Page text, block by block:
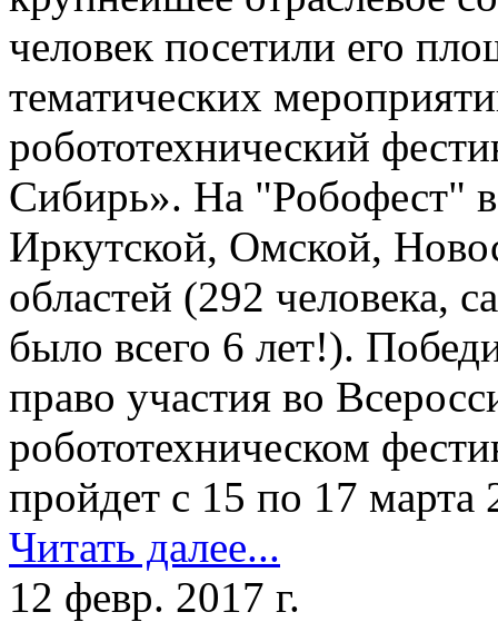
человек посетили его
тематических
робототехнический
Сибирь». На "Робофест"
Иркутской, Омской,
областей (292 человека,
было всего 6 лет!).
право участия во
робототехническом
пройдет с 15 по 17 марта
Читать далее...
12 февр. 2017 г.